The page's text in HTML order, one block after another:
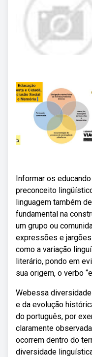
Informar os
preconceito
linguagem também
fundamental na
um grupo ou
expressões e
como a variação
literário, pondo em
sua origem, o verbo
Webessa
e da evolução
do português, por
claramente
ocorrem dentro do
diversidade